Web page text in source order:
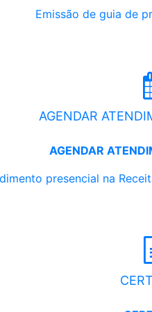
Emissão de guia de
AGENDAR
AGENDAR
presencial na